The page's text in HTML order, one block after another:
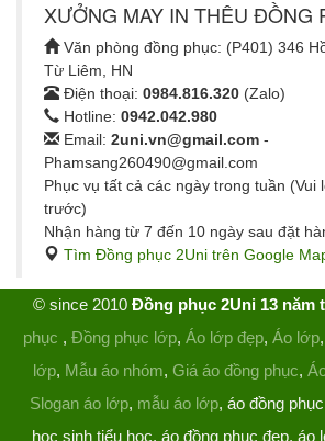
XƯỞNG MAY IN THÊU ĐỒNG
Văn phòng đồng phục: (P401) 346
Từ Liêm, HN
Điện thoại: 0984.816.320 (Zalo)
Hotline: 0942.042.980
Email: 2uni.vn@gmail.com -
Phamsang260490@gmail.com
Phục vụ tất cả các ngày trong tuần (Vui
trước)
Nhận hàng từ 7 đến 10 ngày sau đặt
Tìm Đồng phục 2Uni trên Google
© since 2010 Đồng phục 2Uni 13 năm
phục , Đồng phục lớp, Áo lớp đẹp, Áo lớp,
lớp, Mẫu áo nhóm, Giá áo đồng phục,
Slogan áo lớp, mẫu áo lớp, áo đồng
học sinh tiểu học, áo đồng phục đẹp, áo